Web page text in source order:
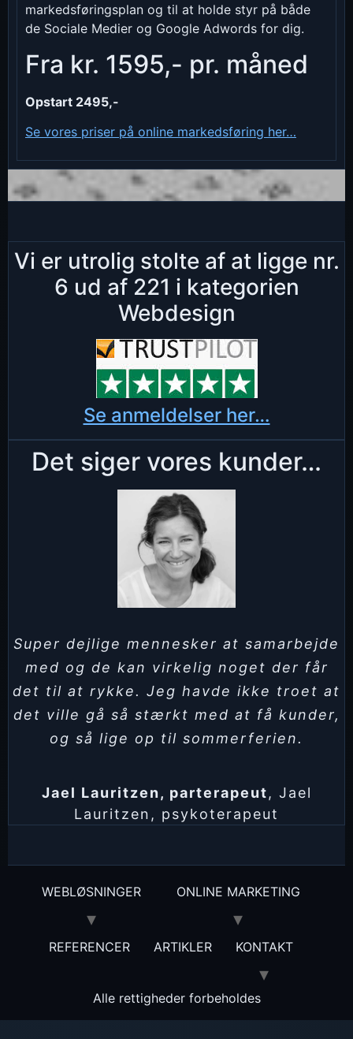
markedsføringsplan og til at holde styr på både
de Sociale Medier og Google Adwords for dig.
Fra kr. 1595,- pr. måned
Opstart 2495,-
Se vores priser på online markedsføring her…
Vi er utrolig stolte af at ligge nr.
6 ud af 221 i kategorien
Webdesign
Se anmeldelser her…
Det siger vores kunder…
Super dejlige mennesker at samarbejde
med og de kan virkelig noget der får
det til at rykke. Jeg havde ikke troet at
det ville gå så stærkt med at få kunder,
og så lige op til sommerferien.
Jael Lauritzen, parterapeut, Jael
Lauritzen, psykoterapeut
WEBLØSNINGER ONLINE MARKETING
REFERENCER ARTIKLER KONTAKT
Alle rettigheder forbeholdes